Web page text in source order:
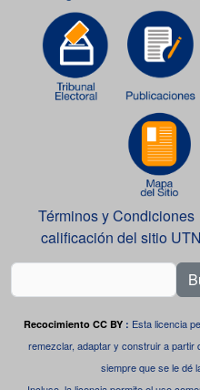
Términos y Condiciones
calificación del sitio UTN
Buscar
Recocimiento CC BY : Esta licencia
remezclar, adaptar y construir a partir
siempre que se le dé